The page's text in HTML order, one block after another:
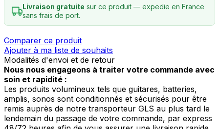
Livraison gratuite sur ce produit — expedie en France
sans frais de port.
Comparer ce produit
Ajouter à ma liste de souhaits
Modalités d'envoi et de retour
Nous nous engageons à traiter votre commande avec
soin et rapidité :
Les produits volumineux tels que guitares, batteries,
amplis, sonos sont conditionnés et sécurisés pour être
remis auprès de notre transporteur GLS au plus tard le
lendemain du passage de votre commande, par express